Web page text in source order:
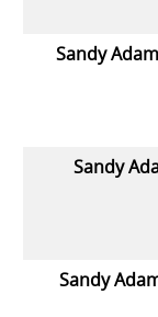
Sandy
Sandy
Sandy